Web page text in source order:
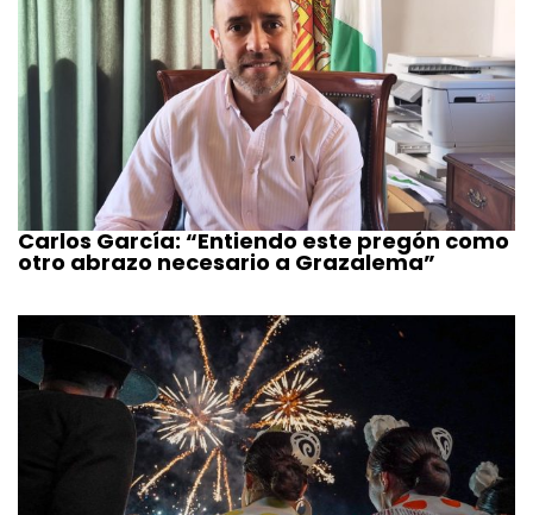
Carlos García: “Entiendo este pregón como
otro abrazo necesario a Grazalema”